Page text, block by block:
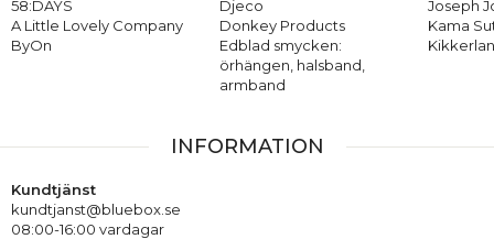
58:DAYS
A Little Lovely Company
ByOn
Djeco
Donkey Products
Edblad smycken:
örhängen, halsband,
armband
Joseph
Kama
INFORMATION
Kundtjänst
kundtjanst@bluebox.se
08:00-16:00 vardagar